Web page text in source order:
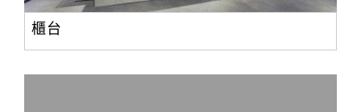
櫃台